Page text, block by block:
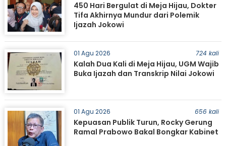
450 Hari Bergulat di Meja Hijau, Dokter
Tifa Akhirnya Mundur dari Polemik
Ijazah Jokowi
01 Agu 2026 724 kali
Kalah Dua Kali di Meja Hijau, UGM Wajib
Buka Ijazah dan Transkrip Nilai Jokowi
01 Agu 2026 656 kali
Kepuasan Publik Turun, Rocky Gerung
Ramal Prabowo Bakal Bongkar Kabinet